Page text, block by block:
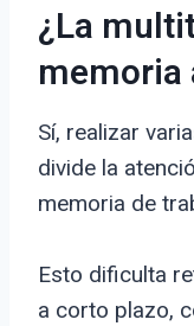
¿La
memoria
Sí, realizar
divide la
memoria de
Esto dificulta
a corto plazo,